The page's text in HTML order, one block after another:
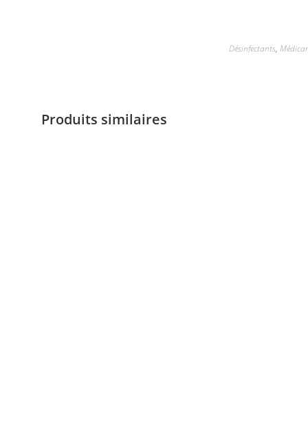
Désinfectants,
Produits similaires